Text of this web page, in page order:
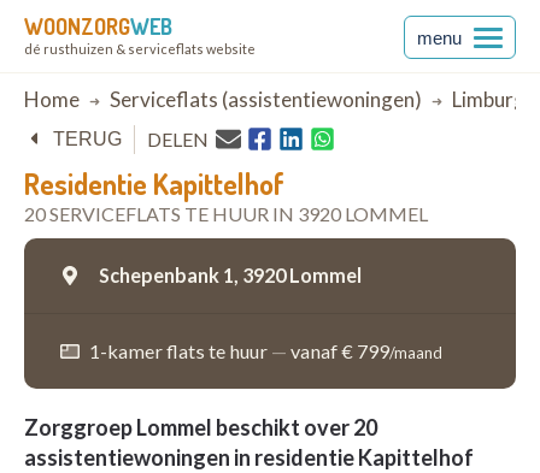
WOONZORGWEB
dé rusthuizen & serviceflats website
menu
Breadcrumb
Home Serviceflats (assistentiewoningen) Limburg
Residentie Kapittelhof
20 SERVICEFLATS TE HUUR IN 3920 LOMMEL
TERUG DELEN
Schepenbank 1, 3920 Lommel
1-kamer flats te huur — vanaf € 799/maand
Zorggroep Lommel beschikt over 20
assistentiewoningen in residentie Kapittelhof